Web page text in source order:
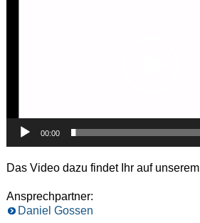
00:00
Das Video dazu findet Ihr auf unserem
Ansprechpartner:
Daniel Gossen